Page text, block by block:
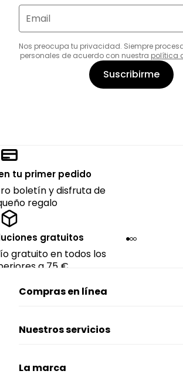
Email
Nos preocupa tu privacidad. Siempre
personales de acuerdo con nuestra política
Suscribirme
tu primer pedido
boletín y disfruta de
regalo
gratuitos
gratuito en todos los
a 75 €.
Compras en línea
Nuestros servicios
La marca